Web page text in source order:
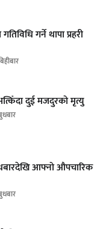
गर्ने थापा प्रहरी
दुई मजदुरको मृत्यु
आफ्नो औपचारिक